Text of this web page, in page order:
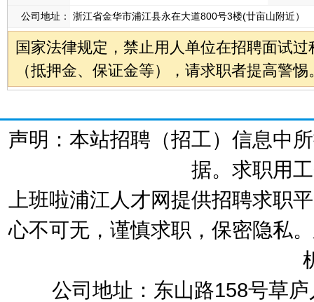
公司地址：
浙江省金华市浦江县永在大道800号3楼(廿亩山附近）
国家法律规定，禁止用人单位在招聘面试
（抵押金、保证金等），请求职者提高警惕
声明：本站招聘（招工）信息中
据。求职用
上班啦浦江人才网提供招聘求职
心不可无，谨慎求职，保密隐私
公司地址：东山路158号草